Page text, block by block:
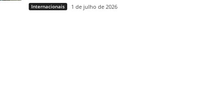
Internacionais 1 de julho de 2026